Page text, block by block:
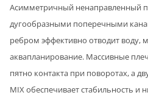
Асимметричный ненаправленный
дугообразными поперечными
ребром эффективно отводит воду,
аквапланирование. Массивные
пятно контакта при поворотах, а
MIX обеспечивает стабильность и